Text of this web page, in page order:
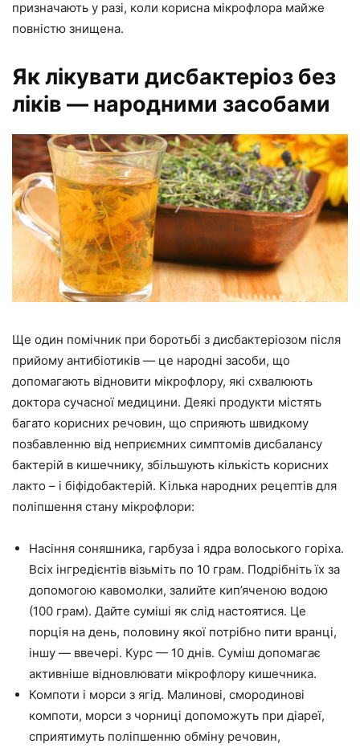
призначають у разі, коли корисна мікрофлора майже
повністю знищена.
Як лікувати дисбактеріоз без
ліків — народними засобами
Ще один помічник при боротьбі з дисбактеріозом після
прийому антибіотиків — це народні засоби, що
допомагають відновити мікрофлору, які схвалюють
доктора сучасної медицини. Деякі продукти містять
багато корисних речовин, що сприяють швидкому
позбавленню від неприємних симптомів дисбалансу
бактерій в кишечнику, збільшують кількість корисних
лакто – і біфідобактерій. Кілька народних рецептів для
поліпшення стану мікрофлори:
Насіння соняшника, гарбуза і ядра волоського горіха.
Всіх інгредієнтів візьміть по 10 грам. Подрібніть їх за
допомогою кавомолки, залийте кип’яченою водою
(100 грам). Дайте суміші як слід настоятися. Це
порція на день, половину якої потрібно пити вранці,
іншу — ввечері. Курс — 10 днів. Суміш допомагає
активніше відновлювати мікрофлору кишечника.
Компоти і морси з ягід. Малинові, смородинові
компоти, морси з чорниці допоможуть при діареї,
сприятимуть поліпшенню обміну речовин,